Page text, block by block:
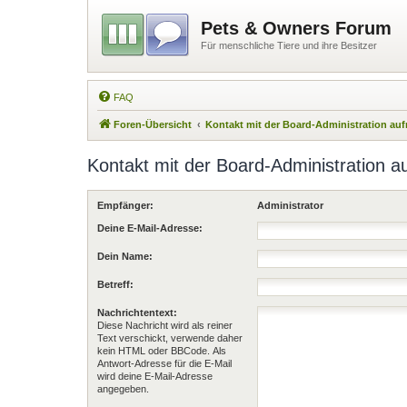
Pets & Owners Forum
Für menschliche Tiere und ihre Besitzer
FAQ
Foren-Übersicht Kontakt mit der Board-Administration
Kontakt mit der Board-Administration
Empfänger: Administrator
Deine E-Mail-Adresse:
Dein Name:
Betreff:
Nachrichtentext:
Diese Nachricht wird als reiner
Text verschickt, verwende daher
kein HTML oder BBCode. Als
Antwort-Adresse für die E-Mail
wird deine E-Mail-Adresse
angegeben.